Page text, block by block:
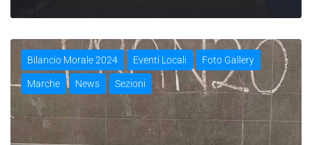
Bilancio Morale 2024 Eventi Locali Foto Gallery
Marche News Sezioni